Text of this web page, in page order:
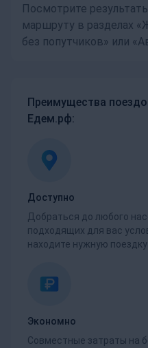
Посмотрите
маршруту в разделах
без попутчиков» или
Преимущества
Едем.рф:
Доступно
Добраться до любого
подходящих для вас
находите нужную поездку
Экономно
Совместные затраты на